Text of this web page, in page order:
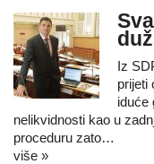
Iz
prijeti
iduće
nelikvidnosti kao u
proceduru zato…
više »